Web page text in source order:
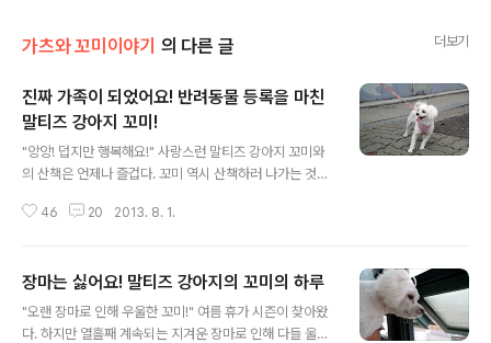
가츠와 꼬미이야기 의 다른 글 더보기
진짜 가족이 되었어요! 반려동물 등록을 마친
말티즈 강아지 꼬미!
"앙앙! 덥지만 행복해요!" 사랑스런 말티즈 강아지 꼬미와
의 산책은 언제나 즐겁다. 꼬미 역시 산책하러 나가는 것을
가 아파서 그런지 오래 걷지 못하였지만 지금은 에너자이
라면 서러운 꼬미답게 수색견으로 빙의하여 매우 조심스럽
게 이동하였다. "앙앙! 수상한 냄새가 나요!" "헐! 그럼 폭발
물 신고를 해야 되나?" "앙앙! 영화를 너무 많이 보신 거 아
46 20 2013. 8. 1.
장마는 싫어요! 말티즈 강아지의 꼬미의 하루
"오랜 장마로 인해 우울한 꼬미!" 여름 휴가 시즌이 찾아왔
다. 하지만 열흘째 계속되는 지겨운 장마로 인해 다들 울상